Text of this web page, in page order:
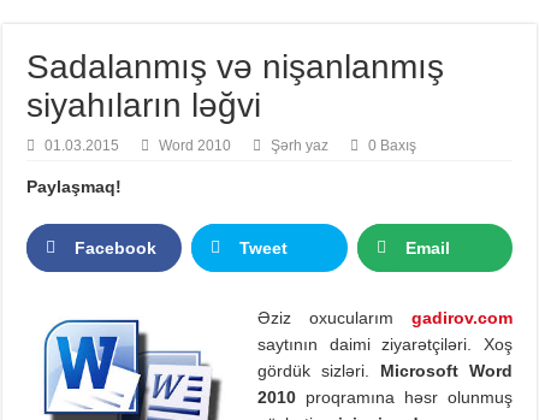
Sadalanmış və nişanlanmış
siyahıların ləğvi
01.03.2015 Word 2010 Şərh yaz 0 Baxış
Paylaşmaq!
Facebook Tweet Email
Əziz oxucularım gadirov.com
saytının daimi ziyarətçiləri. Xoş
gördük sizləri. Microsoft Word
2010 proqramına həsr olunmuş